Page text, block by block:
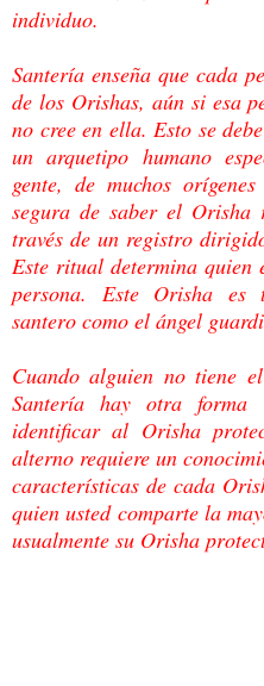
individuo.
Santería enseña que cada
de los Orishas, aún si esa
no cree en ella. Esto se
unarquetipo humano
gente, de muchos
segura de saber el Orisha
través de un registro
Este ritual determina
persona. Este Orisha es
santero como el ángel
Cuando alguien no tiene
Santería hay otra forma
identificar al Orisha
alterno requiere un
características de cada
quien usted comparte la
usualmente su Orisha p